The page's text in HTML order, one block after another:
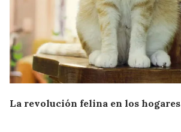
La revolución felina en los hogares